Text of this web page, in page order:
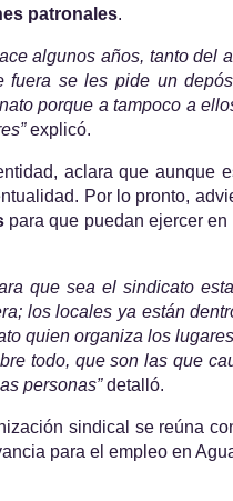
patronales.
algunos años, tanto del
se les pide un
porque a tampoco a
explicó.
aclara que aunque
Por lo pronto,
para que puedan ejercer
que sea el sindicato
los locales ya están
quien organiza los
todo, que son las que
personas” detalló.
sindical se reúna
para el empleo en